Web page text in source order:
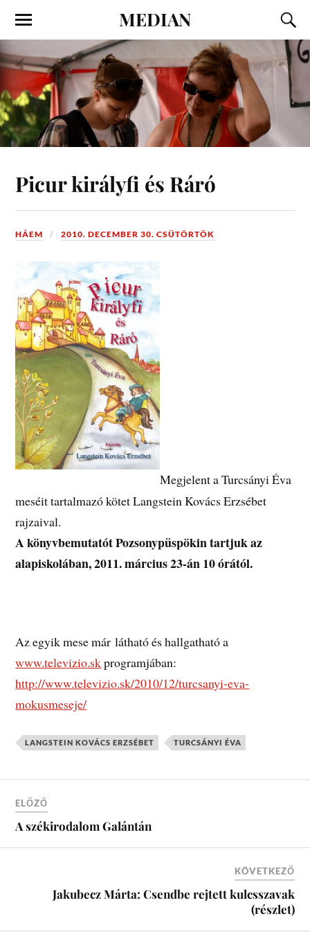
MEDIAN
Picur királyfi és Ráró
HÁEM 2010. DECEMBER 30. CSÜTÖRTÖK
Megjelent a Turcsányi Éva
meséit tartalmazó kötet Langstein Kovács Erzsébet
rajzaival.
A könyvbemutatót Pozsonypüspökin tartjuk az
alapiskolában, 2011. március 23-án 10 órától.
Az egyik mese már látható és hallgatható a
www.televizio.skprogramjában:
http://www.televizio.sk/2010/12/turcsanyi-eva-
mokusmeseje/
LANGSTEIN KOVÁCS ERZSÉBET TURCSÁNYI ÉVA
ELŐZŐ
A székirodalom Galántán
KÖVETKEZŐ
Jakubecz Márta: Csendbe rejtett kulcsszavak
(részlet)